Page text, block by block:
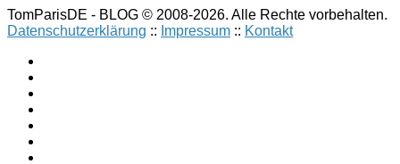
TomParisDE - BLOG © 2008-2026. Alle Rechte vorbehalten.
Datenschutzerklärung :: Impressum :: Kontakt